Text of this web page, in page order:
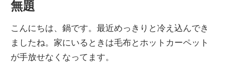
学
文
化
部
の
無題
こんにちは、鍋です。最近めっきりと冷え込んでき
ましたね。家にいるときは毛布とホットカーペット
が手放せなくなってます。